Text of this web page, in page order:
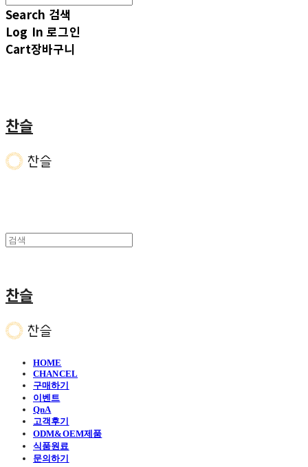
Search 검색
Log In 로그인
Cart장바구니
찬슬
찬슬
HOME
CHANCEL
구매하기
이벤트
QnA
고객후기
ODM&OEM제품
식품원료
문의하기